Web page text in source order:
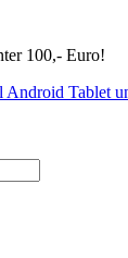
100,- Euro!